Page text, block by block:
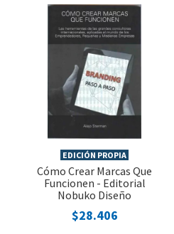
EDICIÓN PROPIA
Cómo Crear Marcas Que
Funcionen - Editorial
Nobuko Diseño
$28.406